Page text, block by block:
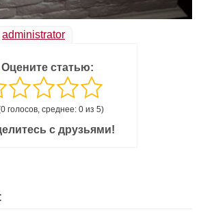
administrator
Оцените статью:
голосов, среднее: 0 из 5)
с друзьями!